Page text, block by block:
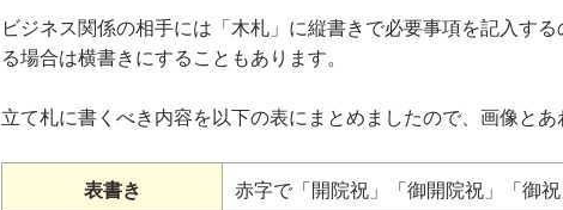
ビジネス関係の相手には「木札」に縦書きで必要事項を記入す
る場合は横書きにすることもあります。
立て札に書くべき内容を以下の表にまとめましたので、画像と
表書き 赤字で「開院祝」「御開院祝」「御